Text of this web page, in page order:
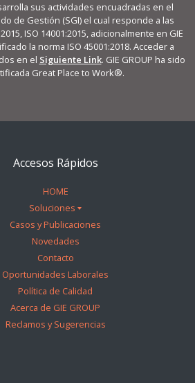
sus actividades encuadradas en el
de Gestión (SGI) el cual responde a las
ISO 14001:2015, adicionalmente en GIE
la norma ISO 45001:2018. Acceder a
en el Siguiente Link. GIE GROUP ha sido
Great Place to Work®.
Accesos Rápidos
HOME
Soluciones
Casos y Publicaciones
Novedades
Contacto
Oportunidades Laborales
Política de Calidad
Acerca de GIE GROUP
Reclamos y Sugerencias